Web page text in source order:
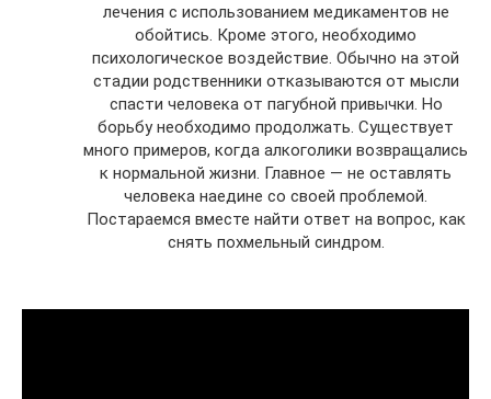
лечения с использованием медикаментов не
обойтись. Кроме этого, необходимо
психологическое воздействие. Обычно на этой
стадии родственники отказываются от мысли
спасти человека от пагубной привычки. Но
борьбу необходимо продолжать. Существует
много примеров, когда алкоголики возвращались
к нормальной жизни. Главное — не оставлять
человека наедине со своей проблемой.
Постараемся вместе найти ответ на вопрос, как
снять похмельный синдром.